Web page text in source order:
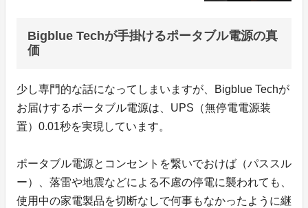
Bigblue Techが手掛けるポータブル電源の真
価
少し専門的な話になってしまいますが、Bigblue Techが
お届けするポータブル電源は、UPS（無停電電源装
置）0.01秒を実現しています。
ポータブル電源とコンセントを繋いでおけば（パススル
ー）、落雷や地震などによる不慮の停電に襲われても、
使用中の家電製品を切断なしで何事もなかったように継